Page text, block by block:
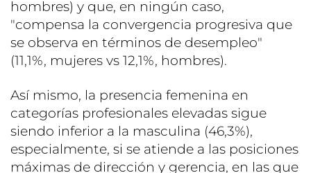
hombres) y que, en ningún caso,
"compensa la convergencia progresiva que
se observa en términos de desempleo"
(11,1%, mujeres vs 12,1%, hombres).
Así mismo, la presencia femenina en
categorías profesionales elevadas sigue
siendo inferior a la masculina (46,3%),
especialmente, si se atiende a las posiciones
máximas de dirección y gerencia, en las que